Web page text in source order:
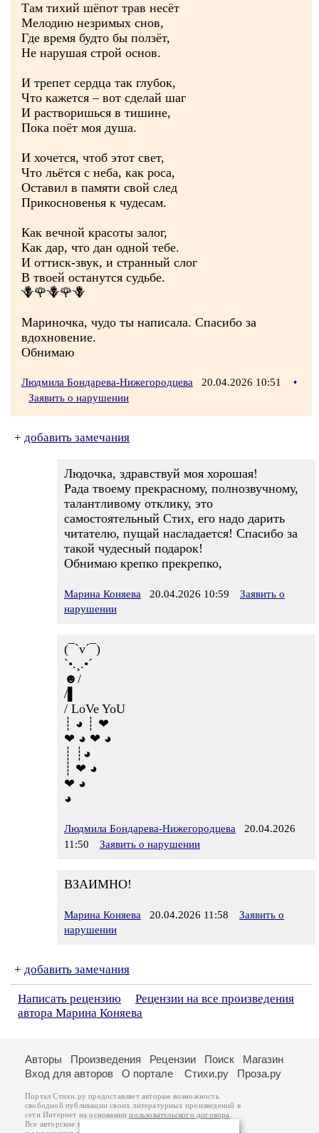
Там тихий шёпот трав несёт
Мелодию незримых снов,
Где время будто бы ползёт,
Не нарушая строй основ.
И трепет сердца так глубок,
Что кажется – вот сделай шаг
И растворишься в тишине,
Пока поёт моя душа.
И хочется, чтоб этот свет,
Что льётся с неба, как роса,
Оставил в памяти свой след
Прикосновенья к чудесам.
Как вечной красоты залог,
Как дар, что дан одной тебе.
И оттиск-звук, и странный слог
В твоей останутся судьбе.
🪻🌹🪻🌹🪻
Мариночка, чудо ты написала. Спасибо за
вдохновение.
Обнимаю
Людмила Бондарева-Нижегородцева 20.04.2026 10:51
•
Заявить о нарушении
+ добавить замечания
Людочка, здравствуй моя хорошая!
Рада твоему прекрасному, полнозвучному,
талантливому отклику, это
самостоятельный Стих, его надо дарить
читателю, пущай насладается! Спасибо за
такой чудесный подарок!
Обнимаю крепко прекрепко,
Марина Коняева 20.04.2026 10:59
Заявить о
нарушении
(¯`v´¯)
`•.¸.•´
☻/
/▌
/ LoVe YoU
┊ ◕ ┊ ❤
❤ ◕ ❤ ◕
┊ ┊◕
┊ ❤ ◕
❤ ◕
◕
Людмила Бондарева-Нижегородцева 20.04.2026
11:50
Заявить о нарушении
ВЗАИМНО!
Марина Коняева 20.04.2026 11:58
Заявить о
нарушении
+ добавить замечания
Написать рецензию
Рецензии на все произведения
автора Марина Коняева
Авторы Произведения Рецензии Поиск
Магазин
Вход для авторов
О портале Стихи.ру Проза.ру
Портал Стихи.ру предоставляет авторам возможность
свободной публикации своих литературных произведений в
сети Интернет на основаниипользовательского договора
Все авторские права на произведения принадлежат авторам